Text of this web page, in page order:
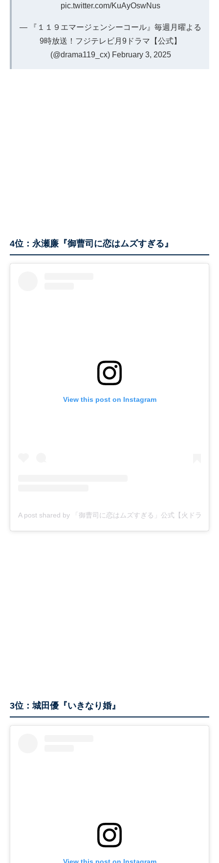
pic.twitter.com/KuAyOswNus
— 『１１９エマージェンシーコール』毎週月曜よる
9時放送！フジテレビ月9ドラマ【公式】
(@drama119_cx) February 3, 2025
4位：永瀬廉『御曹司に恋はムズすぎる』
View this post on Instagram
A post shared by 「御曹司に恋はムズすぎる」公式【火ドラ★イ
3位：城田優『いきなり婚』